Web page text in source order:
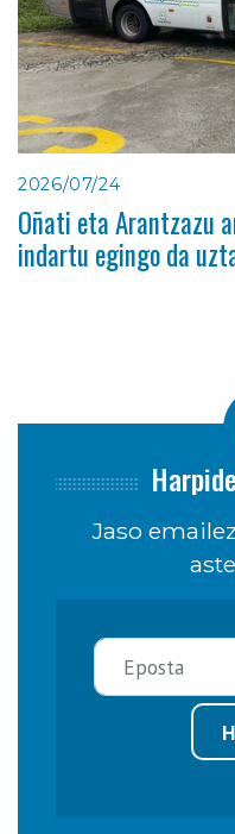
2026/07/24
Oñati eta Arantzazu
indartu egingo da
Jaso